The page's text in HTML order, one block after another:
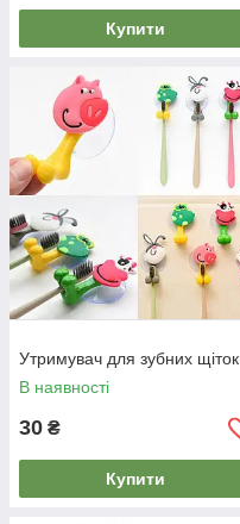
Купити
Утримувач для зубних щіток
В наявності
30 ₴
Купити